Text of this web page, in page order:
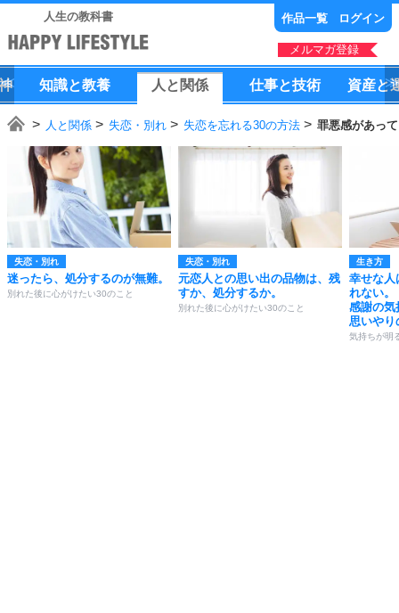
人生の教科書 作品一覧 ログイン
メルマガ登録
知識と教養 人 と 関係 仕事と技術 資産と
人と関係 失恋・別れ 失恋を忘れる30の方法 罪悪感があっ
失恋・別れ
迷ったら、処分するのが無難。
別れた後に心がけたい30のこと
失恋・別れ
元恋人との思い出の品物は、残
すか、処分するか。
別れた後に心がけたい30のこと
生き方
幸せな人
れない。
感謝の気
思いやり
気持ちが明